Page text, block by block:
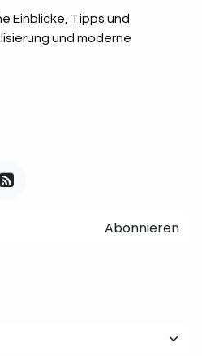
Einblicke, Tipps und
und moderne
Abonnieren